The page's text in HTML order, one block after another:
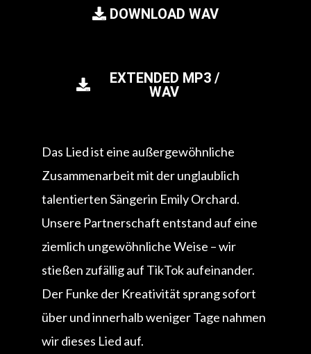
DOWNLOAD WAV
EXTENDED MP3 /
WAV
Das Lied ist eine außergewöhnliche
Zusammenarbeit mit der unglaublich
talentierten Sängerin Emily Orchard.
Unsere Partnerschaft entstand auf eine
ziemlich ungewöhnliche Weise – wir
stießen zufällig auf TikTok aufeinander.
Der Funke der Kreativität sprang sofort
über und innerhalb weniger Tage nahmen
wir dieses Lied auf.